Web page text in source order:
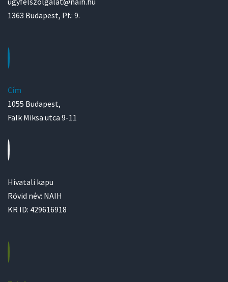
1363 Budapest, Pf.: 9.
Cím
1055 Budapest,
Falk Miksa utca 9-11
Hivatali kapu
Rövid név: NAIH
KR ID: 429616918